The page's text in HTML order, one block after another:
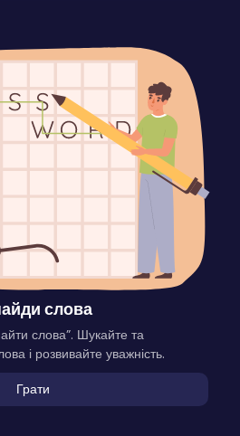
слова
слова”. Шукайте та
і розвивайте уважність.
Грати